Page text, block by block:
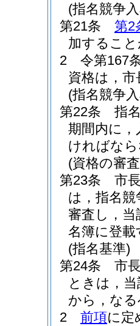
(指名競争
第21条
第2
加するこ
2
令第167
資格は，
(指名競争
第22条
指
期間内に
ければな
(資格の審
第23条
市
は，指名
審査し，
名簿に登
(指名基準)
第24条
市
ときは，
から，な
2
前項に定